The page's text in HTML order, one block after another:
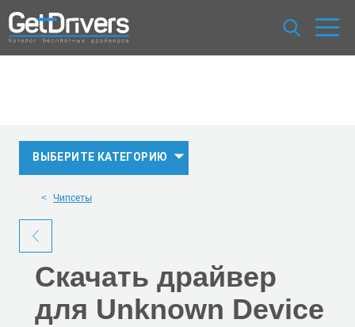
ВЫБЕРИТЕ КАТЕГОРИЮ
Чипсеты
Скачать драйвер
для Unknown Device